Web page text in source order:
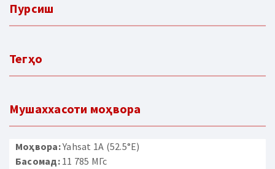
Пурсиш
Тегҳо
Мушаххасоти моҳвора
Моҳвора:Yahsat 1A (52.5°E)
Басомад:11 785 МГс